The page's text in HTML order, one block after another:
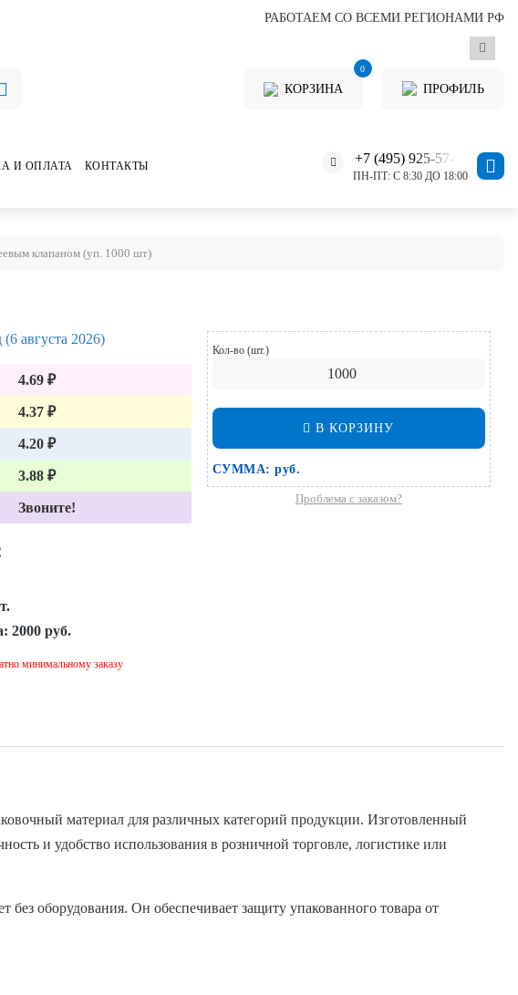
РАБОТАЕМ СО ВСЕМИ РЕГИОНАМИ РФ
КОРЗИНА
0
ПРОФИЛЬ
И ОПЛАТА КОНТАКТЫ +7 (495) 925-57-11
ПН-ПТ: С 8:30 ДО 18:00
клапаном (уп. 1000 шт)
(6 августа 2026)
4.69 ₽
4.37 ₽
4.20 ₽
3.88 ₽
Звоните!
2000 руб.
минимальному заказу
Кол-во (шт.)
В КОРЗИНУ
СУММА: руб.
Проблема с заказом?
материал для различных категорий продукции. Изготовленный
и удобство использования в розничной торговле, логистике или
оборудования. Он обеспечивает защиту упакованного товара от